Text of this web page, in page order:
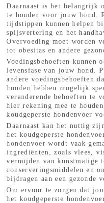
Daarnaast is het belangrijk
te houden voor jouw hond.
tijdstippen kunnen helpen
spijsvertering en het
Overvoeding moet worden
tot obesitas en andere
Voedingsbehoeften kunnen
levensfase van jouw hond.
andere voedingsbehoeften
honden hebben mogelijk
veranderende behoeften te
hier rekening mee te
koudgeperste hondenvoer
Daarnaast kan het nuttig
het koudgeperste
hondenvoer wordt vaak
ingrediënten, zoals vlees,
vermijden van kunstmatige
conserveringsmiddelen en
bijdragen aan een gezonde
Om ervoor te zorgen dat
het koudgeperste